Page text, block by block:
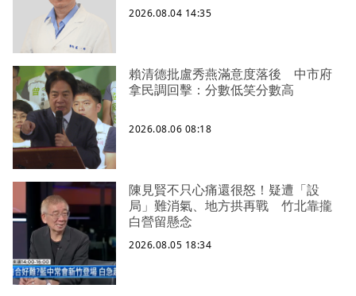
2026.08.04 14:35
賴清德批盧秀燕滿意度落後 中市府
拿民調回擊：分數低笑分數高
2026.08.06 08:18
陳見賢不只心痛還很怒！疑遭「設
局」難消氣、地方拱再戰 竹北靠攏
白營留懸念
2026.08.05 18:34